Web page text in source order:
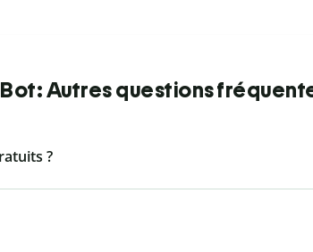
Autres questions
?